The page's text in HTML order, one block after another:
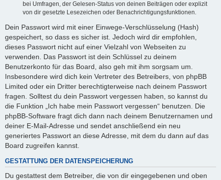
bei Umfragen, der Gelesen-Status von deinen Beiträgen oder explizit
von dir gesetzte Lesezeichen oder Benachrichtigungsfunktionen.
Dein Passwort wird mit einer Einwege-Verschlüsselung (Hash)
gespeichert, so dass es sicher ist. Jedoch wird dir empfohlen,
dieses Passwort nicht auf einer Vielzahl von Webseiten zu
verwenden. Das Passwort ist dein Schlüssel zu deinem
Benutzerkonto für das Board, also geh mit ihm sorgsam um.
Insbesondere wird dich kein Vertreter des Betreibers, von phpBB
Limited oder ein Dritter berechtigterweise nach deinem Passwort
fragen. Solltest du dein Passwort vergessen haben, so kannst du
die Funktion „Ich habe mein Passwort vergessen“ benutzen. Die
phpBB-Software fragt dich dann nach deinem Benutzernamen und
deiner E-Mail-Adresse und sendet anschließend ein neu
generiertes Passwort an diese Adresse, mit dem du dann auf das
Board zugreifen kannst.
GESTATTUNG DER DATENSPEICHERUNG
Du gestattest dem Betreiber, die von dir eingegebenen und oben